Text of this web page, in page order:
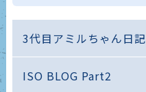
3代目アミルちゃん日記
ISO BLOG Part2